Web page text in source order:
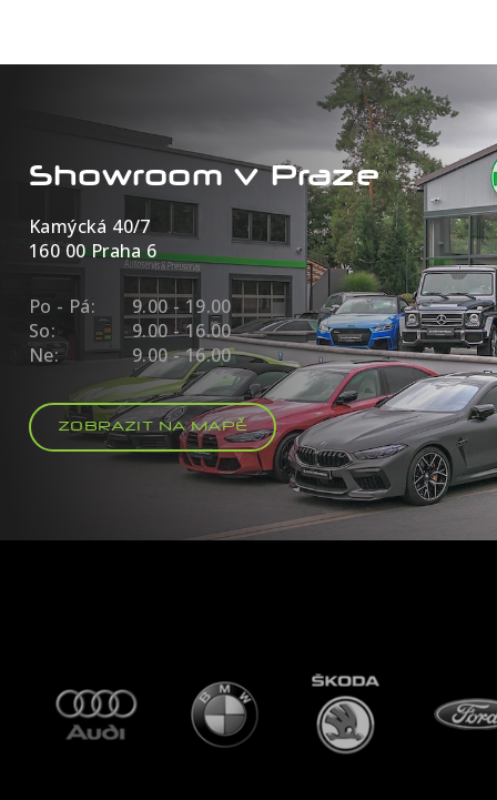
Showroom v Praze
Kamýcká 40/7
160 00 Praha 6
Po - Pá:
9.00 - 19.00
So:
9.00 - 16.00
Ne:
9.00 - 16.00
ZOBRAZIT NA MAPĚ